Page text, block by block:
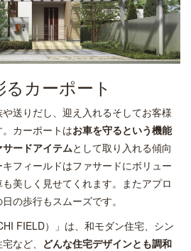
カーポート
送りだし、迎え入れるそしてお客様
カーポートはお車を守るという機能
ードアイテムとして取り入れる傾向
フィールドはファサードにボリュー
美しく見せてくれます。またアプロ
の歩行もスムーズです。
FIELD）」は、和モダン住宅、シン
など、 どんな住宅デザインとも調和